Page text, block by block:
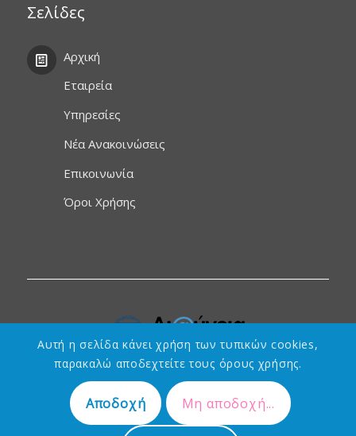
Σελίδες
Αρχική
Εταιρεία
Υπηρεσίες
Νέα Ανακοινώσεις
Επικοινωνία
Όροι Χρήσης
Τεχνολογικές & Πνευματικές Λύσεις Ανάπτυξης
Αυτή η σελίδα κάνει χρήση των τυπικών cookies,
παρακαλώ αποδεχτείτε τους όρους χρήσης.
Αποδοχή Μη αποδοχή...